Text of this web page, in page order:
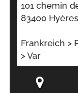
101 chemin
83400
Frankreich >
> Var